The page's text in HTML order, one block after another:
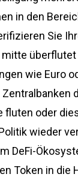
in den
Sie
überflutet
wie Euro
fluten oder
wieder
DeFi-
Token in die